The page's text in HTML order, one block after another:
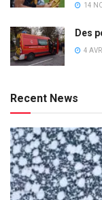
14
Des
4
Recent News